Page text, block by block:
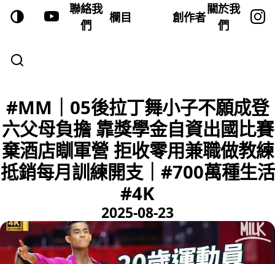
聯絡我
們
欄目 創作者
關於我
們
#MM｜05後拉丁舞小子不願成登
六父母負擔 靠獎學金自資出國比賽
棄酒店瞓軍營 拒收零用兼職做教練
抵銷每月訓練開支｜#700萬種生活
#4K
2025-08-23